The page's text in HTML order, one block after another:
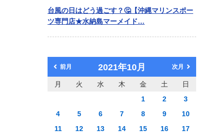
台風の日はどう過ごす？🤔【沖縄マリンスポー
ツ専門店★水納島マーメイド…
前月 2021年10月 次月
月 火 水 木 金 土
日
1
2
3
4
5 6 7 8 9
10
11
12 13 14 15 16
17